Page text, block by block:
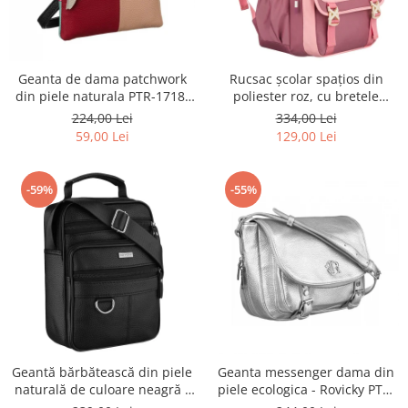
Geanta de dama patchwork
din piele naturala PTR-1718-
SKL-6922 MULTI
224,00 Lei
59,00 Lei
Rucsac școlar spațios din
poliester roz, cu bretele
reglabile - Peterson PTR-PTN
8610-1327 PINK
334,00 Lei
129,00 Lei
-59%
Geantă bărbătească din piele
naturală de culoare neagră -
-55%
Geanta messenger dama din
piele ecologica - Rovicky PTR-